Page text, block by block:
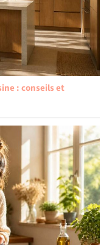
: conseils et